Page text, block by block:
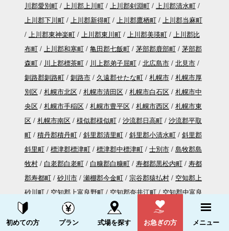
川郡愛別町
上川郡上川町 上川郡剣淵町
上川郡清水町
上川郡下川町
上川郡新得町 上川郡鷹栖町
上川郡当麻町
上川郡東神楽町
上川郡東川町 上川郡美瑛町
上川郡比
布町
上川郡和寒町 亀田郡七飯町 茅部郡鹿部町
茅部郡
森町
川上郡標茶町 川上郡弟子屈町 北広島市
北見市
釧路郡釧路町
釧路市 久遠郡せたな町 札幌市
札幌市厚
別区
札幌市北区 札幌市清田区 札幌市白石区
札幌市中
央区
札幌市手稲区 札幌市豊平区 札幌市西区
札幌市東
区
札幌市南区 様似郡様似町 沙流郡日高町
沙流郡平取
町
積丹郡積丹町 斜里郡清里町 斜里郡小清水町
斜里郡
斜里町
標津郡標津町 標津郡中標津町 士別市
島牧郡島
牧村
白老郡白老町 白糠郡白糠町 寿都郡黒松内町
寿都
郡寿都町
砂川市 瀬棚郡今金町 宗谷郡猿払村
空知郡上
砂川町
空知郡上富良野町 空知郡奈井江町
空知郡中富良
野町
空知郡南幌町 空知郡南富良野町 滝川市
千歳市
天塩郡遠別町 天塩郡天塩町 天塩郡豊富町
天塩
資料請求する 電話をかける
初めての方 プラン 式場を探す お急ぎの方 メニュー